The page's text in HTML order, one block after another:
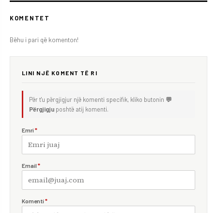
KOMENTET
Bëhu i pari që komenton!
LINI NJË KOMENT TË RI
Për t'u përgjigjur një komenti specifik, kliko butonin 💬
Përgjigju poshtë atij komenti.
Emri *
Email *
Komenti *